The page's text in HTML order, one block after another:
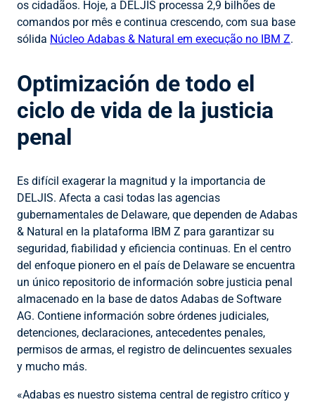
os cidadãos. Hoje, a DELJIS processa 2,9 bilhões de
comandos por mês e continua crescendo, com sua base
sólida Núcleo Adabas & Natural em execução no IBM Z.
Optimización de todo el
ciclo de vida de la justicia
penal
Es difícil exagerar la magnitud y la importancia de
DELJIS. Afecta a casi todas las agencias
gubernamentales de Delaware, que dependen de Adabas
& Natural en la plataforma IBM Z para garantizar su
seguridad, fiabilidad y eficiencia continuas. En el centro
del enfoque pionero en el país de Delaware se encuentra
un único repositorio de información sobre justicia penal
almacenado en la base de datos Adabas de Software
AG. Contiene información sobre órdenes judiciales,
detenciones, declaraciones, antecedentes penales,
permisos de armas, el registro de delincuentes sexuales
y mucho más.
«Adabas es nuestro sistema central de registro crítico y